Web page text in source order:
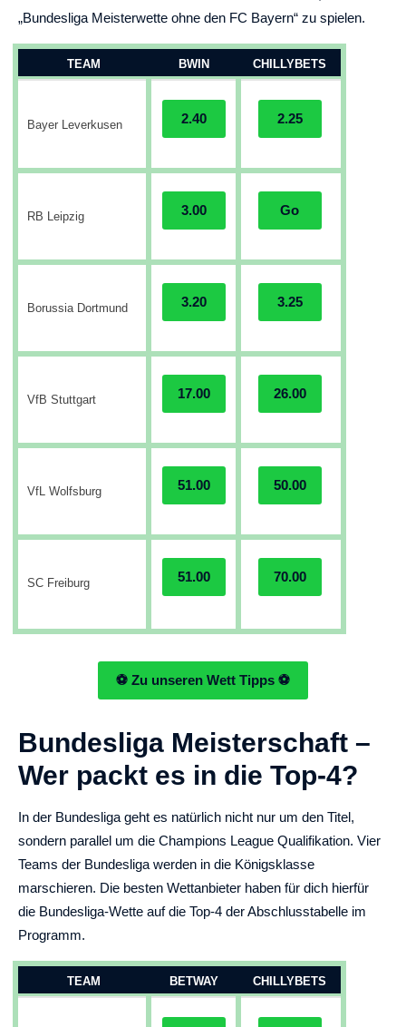
„Bundesliga Meisterwette ohne den FC Bayern“ zu spielen.
TEAM BWIN CHILLYBETS
Bayer Leverkusen 2.40 2.25
RB Leipzig 3.00 Go
Borussia Dortmund 3.20 3.25
VfB Stuttgart 17.00 26.00
VfL Wolfsburg 51.00 50.00
SC Freiburg 51.00 70.00
⚽ Zu unseren Wett Tipps ⚽
Bundesliga Meisterschaft –
Wer packt es in die Top-4?
In der Bundesliga geht es natürlich nicht nur um den Titel,
sondern parallel um die Champions League Qualifikation. Vier
Teams der Bundesliga werden in die Königsklasse
marschieren. Die besten Wettanbieter haben für dich hierfür
die Bundesliga-Wette auf die Top-4 der Abschlusstabelle im
Programm.
TEAM BETWAY CHILLYBETS